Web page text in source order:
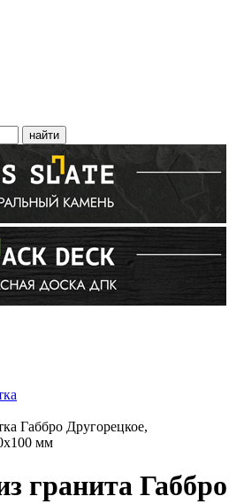
Габбро Другорецкое,
мм
гранита Габбро